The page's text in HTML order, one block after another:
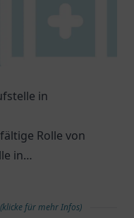
in
Rolle von
in
für mehr Infos)